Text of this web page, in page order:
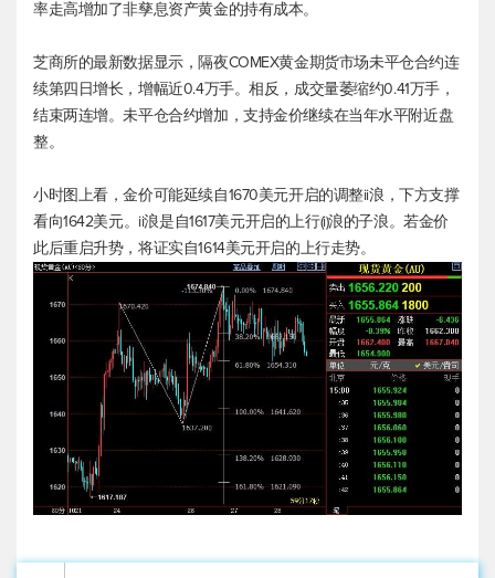
率走高增加了非孳息资产黄金的持有成本。
芝商所的最新数据显示，隔夜COMEX黄金期货市场未平仓合约连
续第四日增长，增幅近0.4万手。相反，成交量萎缩约0.41万手，
结束两连增。未平仓合约增加，支持金价继续在当年水平附近盘
整。
小时图上看，金价可能延续自1670美元开启的调整ii浪，下方支撑
看向1642美元。ii浪是自1617美元开启的上行(i)浪的子浪。若金价
此后重启升势，将证实自1614美元开启的上行走势。